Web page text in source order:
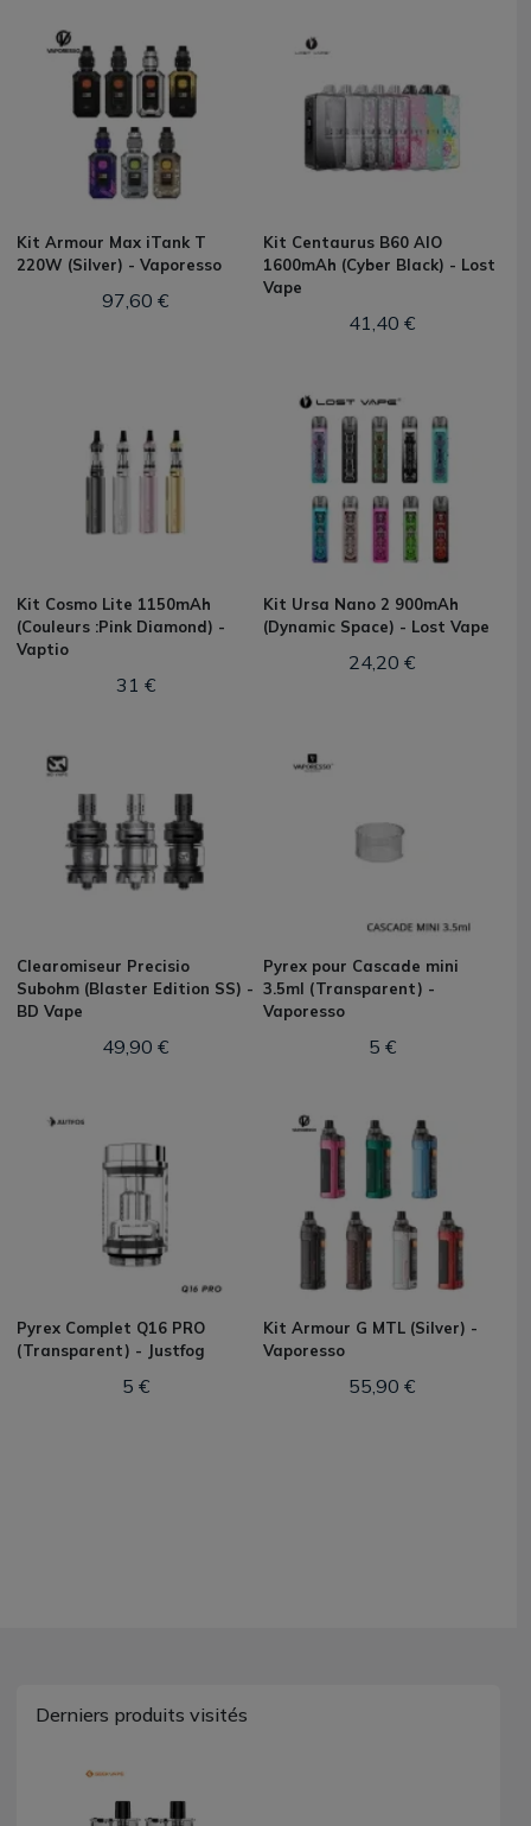
Kit Armour Max iTank T
220W (Silver) - Vaporesso
97,60 €
Kit Centaurus B60 AIO
1600mAh (Cyber Black) - Lost
Vape
41,40 €
Kit Cosmo Lite 1150mAh
(Couleurs :Pink Diamond) -
Vaptio
31 €
Kit Ursa Nano 2 900mAh
(Dynamic Space) - Lost Vape
24,20 €
Clearomiseur Precisio
Subohm (Blaster Edition SS) -
BD Vape
49,90 €
Pyrex pour Cascade mini
3.5ml (Transparent) -
Vaporesso
5 €
Pyrex Complet Q16 PRO
(Transparent) - Justfog
5 €
Kit Armour G MTL (Silver) -
Vaporesso
55,90 €
Derniers produits visités